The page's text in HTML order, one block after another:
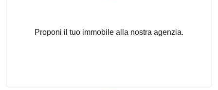
Proponi il tuo immobile alla nostra agenzia.